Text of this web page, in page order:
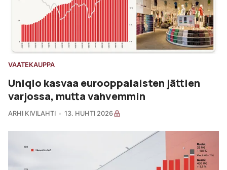
VAATEKAUPPA
Uniqlo kasvaa eurooppalaisten jättien
varjossa, mutta vahvemmin
ARHI KIVILAHTI 13. HUHTI 2026